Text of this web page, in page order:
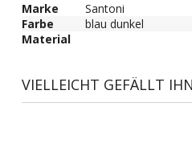
Marke
Santoni
Farbe
blau dunkel
Material
VIELLEICHT GEFÄLLT